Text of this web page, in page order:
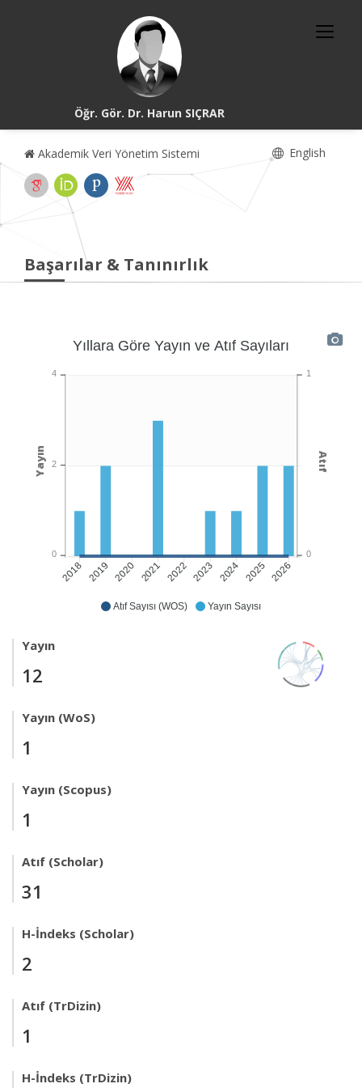
Öğr. Gör. Dr. Harun SIÇRAR
Akademik Veri Yönetim Sistemi English
Başarılar & Tanınırlık
Atıf Sayısı (WOS) Yayın Sayısı
2018 2019 2020 2021 2022 2023 2024 2025 2026
Yıllara Göre Yayın ve Atıf Sayıları
1
0
Atıf
4
2
0
Yayın
Yayın
12
Yayın (WoS)
1
Yayın (Scopus)
1
Atıf (Scholar)
31
H-İndeks (Scholar)
2
Atıf (TrDizin)
1
H-İndeks (TrDizin)